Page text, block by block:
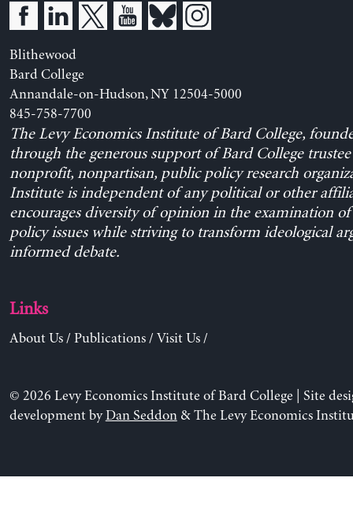
Blithewood
Bard College
Annandale-on-Hudson, NY 12504-5000
845-758-7700
The Levy Economics Institute of Bard College,
through the generous support of Bard College trustee
nonprofit, nonpartisan, public policy research
Institute is independent of any political or other
encourages diversity of opinion in the examination
policy issues while striving to transform ideological
informed debate.
Links
About Us/ Publications/ Visit Us/
© 2026 Levy Economics Institute of Bard College | Site
development byDan Seddon& The Levy Economics